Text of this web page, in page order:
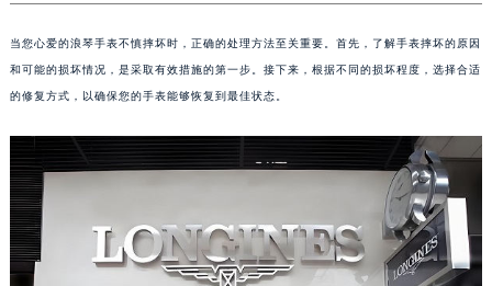
当您心爱的浪琴手表不慎摔坏时，正确的处理方法至关重要。首先，了解手表摔坏的原因
和可能的损坏情况，是采取有效措施的第一步。接下来，根据不同的损坏程度，选择合适
的修复方式，以确保您的手表能够恢复到最佳状态。